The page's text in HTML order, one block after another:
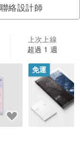
聯絡設計師
上次上線
超過 1 週
免運